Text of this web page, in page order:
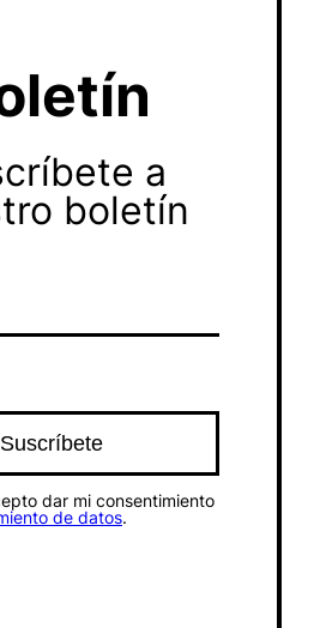
a
boletín
dar mi consentimiento
de datos.